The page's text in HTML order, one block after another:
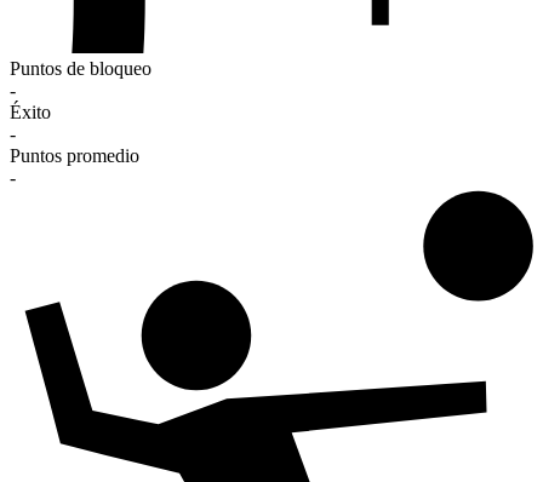
Puntos de bloqueo
-
Éxito
-
Puntos promedio
-